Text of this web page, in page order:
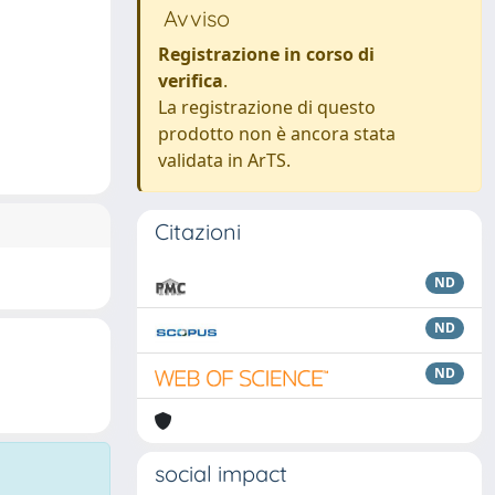
Avviso
Registrazione in corso di
verifica.
La registrazione di questo
prodotto non è ancora stata
validata in ArTS.
Citazioni
ND
ND
ND
social impact